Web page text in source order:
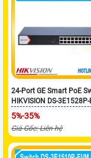
24-Port GE Smart PoE
HIKVISION DS-3E1528P-
5%-35%
Giá Gốc: Liên hệ